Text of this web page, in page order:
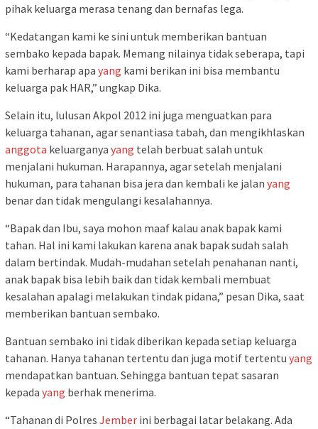
pihak keluarga merasa tenang dan bernafas lega.
“Kedatangan kami ke sini untuk memberikan bantuan
sembako kepada bapak. Memang nilainya tidak seberapa, tapi
kami berharap apa yang kami berikan ini bisa membantu
keluarga pak HAR,” ungkap Dika.
Selain itu, lulusan Akpol 2012 ini juga menguatkan para
keluarga tahanan, agar senantiasa tabah, dan mengikhlaskan
anggota keluarganya yang telah berbuat salah untuk
menjalani hukuman. Harapannya, agar setelah menjalani
hukuman, para tahanan bisa jera dan kembali ke jalan yang
benar dan tidak mengulangi kesalahannya.
“Bapak dan Ibu, saya mohon maaf kalau anak bapak kami
tahan. Hal ini kami lakukan karena anak bapak sudah salah
dalam bertindak. Mudah-mudahan setelah penahanan nanti,
anak bapak bisa lebih baik dan tidak kembali membuat
kesalahan apalagi melakukan tindak pidana,” pesan Dika, saat
memberikan bantuan sembako.
Bantuan sembako ini tidak diberikan kepada setiap keluarga
tahanan. Hanya tahanan tertentu dan juga motif tertentu yang
mendapatkan bantuan. Sehingga bantuan tepat sasaran
kepada yang berhak menerima.
“Tahanan di Polres Jember ini berbagai latar belakang. Ada